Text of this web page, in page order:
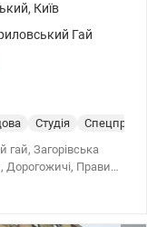
, Київ
Гай
Студія
Загорівська
Дорогожичі, Правий